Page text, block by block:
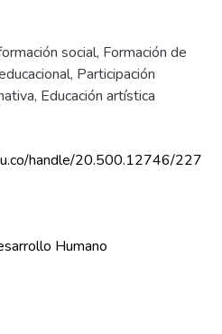
social, Formación de
, Participación
, Educación artística
handle/20.500.12746/227
Humano